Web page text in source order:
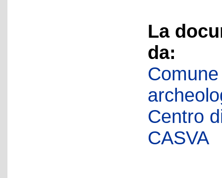
La
da:
Centro
CASVA